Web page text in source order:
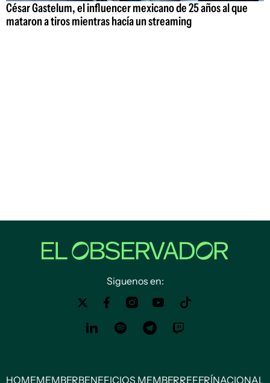
César Gastelum, el influencer mexicano de 25 años al que
mataron a tiros mientras hacía un streaming
Siguenos en:
HOMEMEMBERBENEFICIOS MEMBERREFERÍNACIONAL